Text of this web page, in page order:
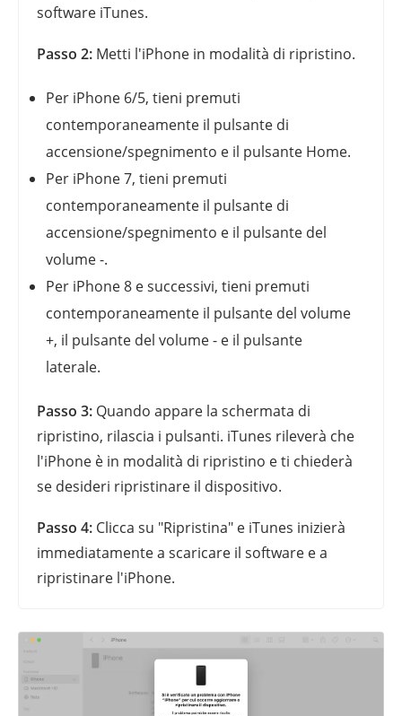
software iTunes.
Passo 2: Metti l'iPhone in modalità di ripristino.
Per iPhone 6/5, tieni premuti
contemporaneamente il pulsante di
accensione/spegnimento e il pulsante Home.
Per iPhone 7, tieni premuti
contemporaneamente il pulsante di
accensione/spegnimento e il pulsante del
volume -.
Per iPhone 8 e successivi, tieni premuti
contemporaneamente il pulsante del volume
+, il pulsante del volume - e il pulsante
laterale.
Passo 3: Quando appare la schermata di
ripristino, rilascia i pulsanti. iTunes rileverà che
l'iPhone è in modalità di ripristino e ti chiederà
se desideri ripristinare il dispositivo.
Passo 4: Clicca su "Ripristina" e iTunes inizierà
immediatamente a scaricare il software e a
ripristinare l'iPhone.